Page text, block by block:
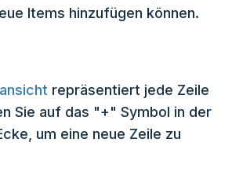
Items hinzufügen können.
repräsentiert jede Zeile
Sie auf das "+" Symbol in der
um eine neue Zeile zu